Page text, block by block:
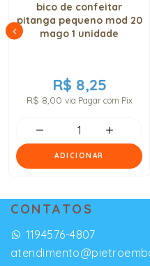
bico de confeitar
pitanga pequeno mod 20
mago 1 unidade
R$ 8,25
R$ 8,00 via Pagar com Pix
ADICIONAR
CONTATOS
1194576-4807